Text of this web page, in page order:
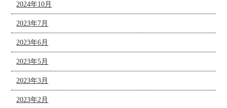
2024年10月
2023年7月
2023年6月
2023年5月
2023年3月
2023年2月